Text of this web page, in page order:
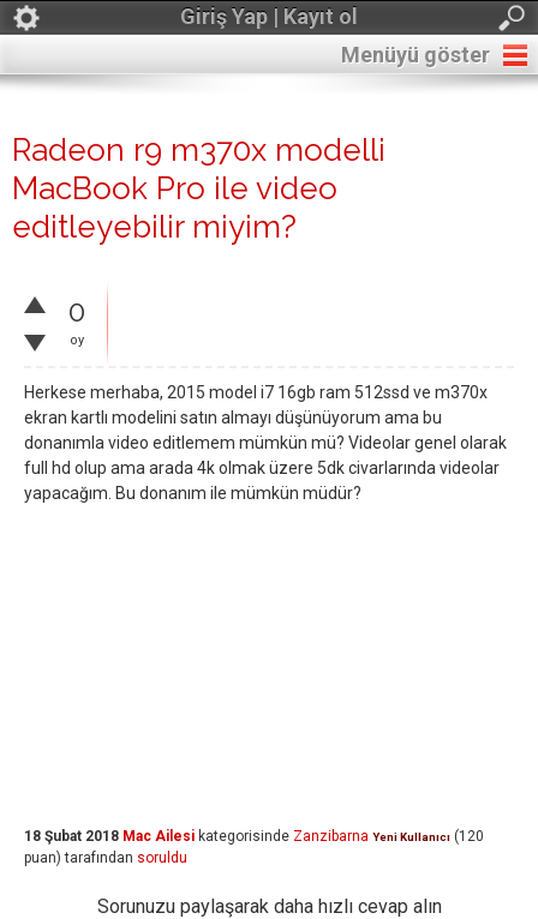
Giriş Yap | Kayıt ol
Menüyü göster
Radeon r9 m370x modelli
MacBook Pro ile video
editleyebilir miyim?
0
oy
Herkese merhaba, 2015 model i7 16gb ram 512ssd ve m370x
ekran kartlı modelini satın almayı düşünüyorum ama bu
donanımla video editlemem mümkün mü? Videolar genel olarak
full hd olup ama arada 4k olmak üzere 5dk civarlarında videolar
yapacağım. Bu donanım ile mümkün müdür?
18 Şubat 2018 Mac Ailesi kategorisinde Zanzibarna Yeni Kullanıcı (120
puan) tarafından soruldu
Sorunuzu paylaşarak daha hızlı cevap alın